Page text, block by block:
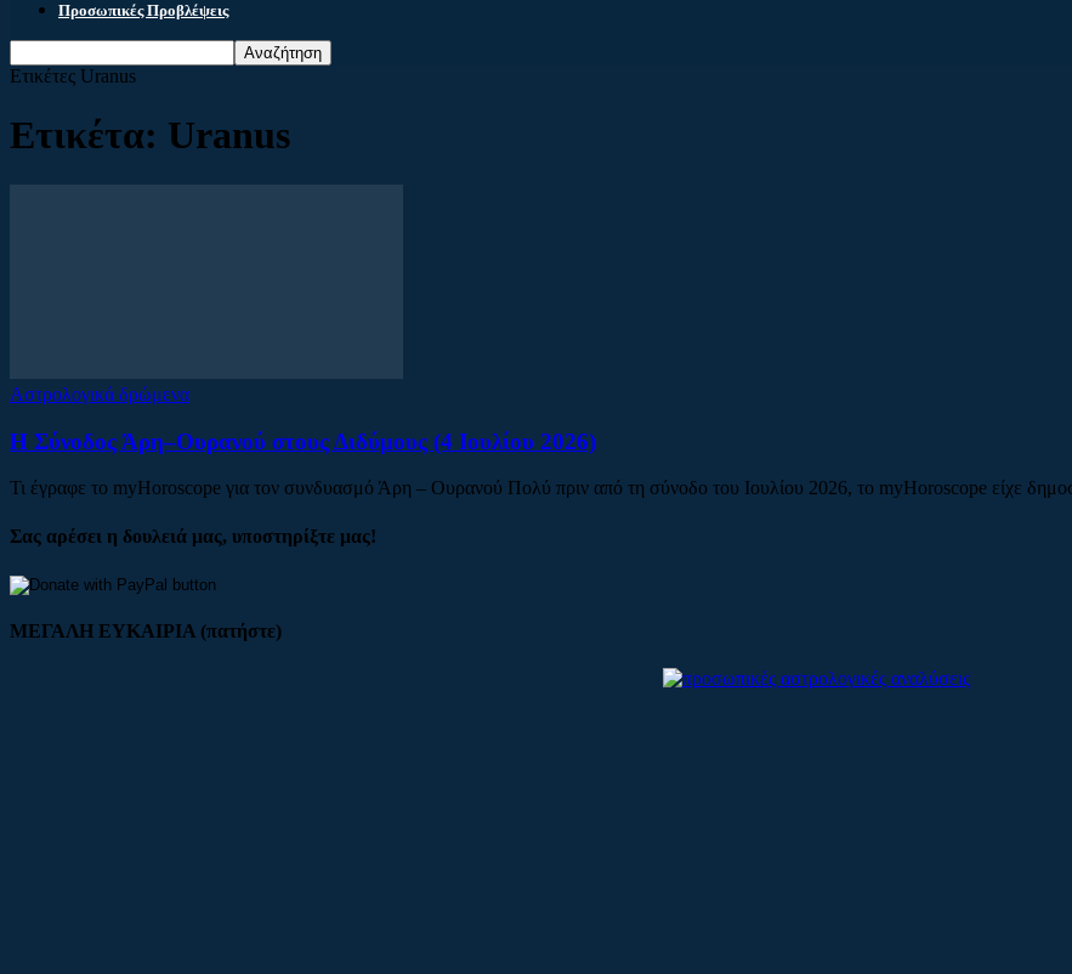
Προσωπικές Προβλέψεις
Ετικέτες Uranus
Ετικέτα: Uranus
Αστρολογικά δρώμενα
Η Σύνοδος Άρη–Ουρανού στους Διδύμους (4 Ιουλίου 2026)
Τι έγραφε το myHoroscope για τον συνδυασμό Άρη – Ουρανού Πολύ πριν από τη σύνοδο του Ιουλίου 2026, το myHoroscope είχε
Σας αρέσει η δουλειά μας, υποστηρίξτε μας!
ΜΕΓΑΛΗ ΕΥΚΑΙΡΙΑ (πατήστε)